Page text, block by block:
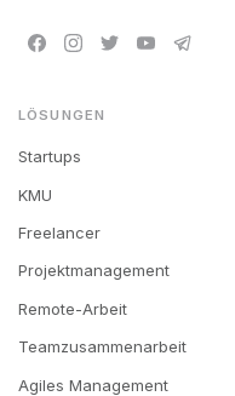
LÖSUNGEN
Startups
KMU
Freelancer
Projektmanagement
Remote-Arbeit
Teamzusammenarbeit
Agiles Management